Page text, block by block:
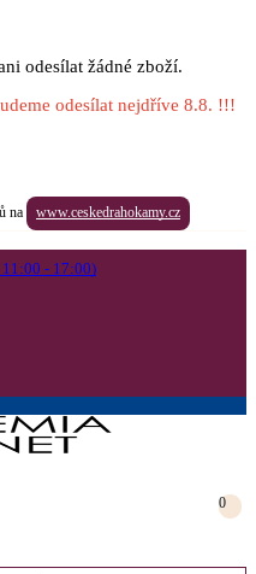
odesílat žádné zboží.
odesílat nejdříve 8.8. !!!
na www.ceskedrahokamy.cz
11:00 - 17:00)
0